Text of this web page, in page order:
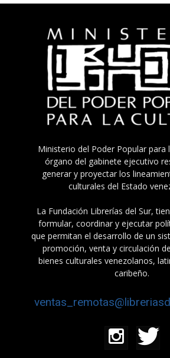
Ministerio del Poder Popular para
órgano del gabinete ejecutivo
generar y proyectar los
culturales del Estado
La Fundación Librerías del Sur,
formular, coordinar y ejecutar
que permitan el desarrollo de un
promoción, venta y circulación
bienes culturales venezolanos,
caribeño.